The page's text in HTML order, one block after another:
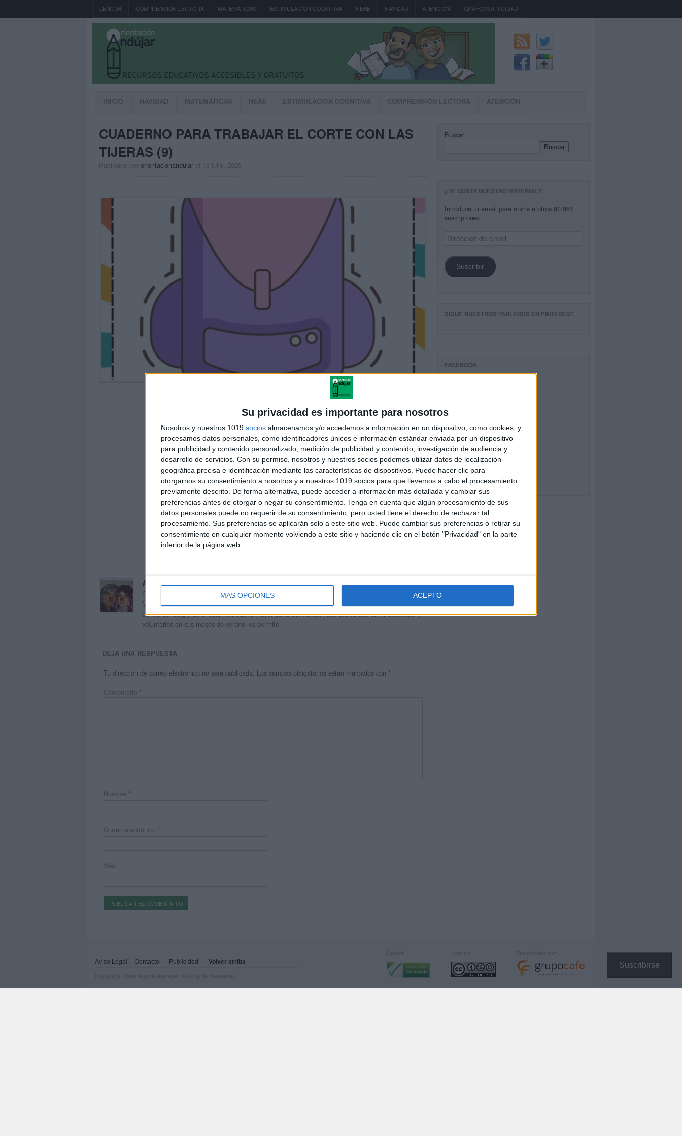
Su privacidad es importante para nosotros
Nosotros y nuestros 1019 socios almacenamos y/o accedemos a información en un dispositivo, como cookies, y
procesamos datos personales, como identificadores únicos e información estándar enviada por un dispositivo
para publicidad y contenido personalizado, medición de publicidad y contenido, investigación de audiencia y
desarrollo de servicios. Con su permiso, nosotros y nuestros socios podemos utilizar datos de localización
geográfica precisa e identificación mediante las características de dispositivos. Puede hacer clic para
otorgarnos su consentimiento a nosotros y a nuestros 1019 socios para que llevemos a cabo el procesamiento
previamente descrito. De forma alternativa, puede acceder a información más detallada y cambiar sus
preferencias antes de otorgar o negar su consentimiento. Tenga en cuenta que algún procesamiento de sus
datos personales puede no requerir de su consentimiento, pero usted tiene el derecho de rechazar tal
procesamiento. Sus preferencias se aplicarán solo a este sitio web. Puede cambiar sus preferencias o retirar su
consentimiento en cualquier momento volviendo a este sitio y haciendo clic en el botón "Privacidad" en la parte
inferior de la página web.
MÁS OPCIONES ACEPTO
Suscribirse
LENGUA COMPRENSIÓN LECTORA MATEMÁTICAS ESTIMULACION COGNITIVA NEAE NAVIDAD ATENCIÓN GRAFOMOTRICIDAD
INICIO NAVIDAD MATEMÁTICAS NEAE ESTIMULACION COGNITIVA COMPRENSIÓN LECTORA ATENCIÓN
CUADERNO PARA TRABAJAR EL CORTE CON LAS
TIJERAS (9)
Publicado por orientacionandujar el 13 julio, 2025
Acerca de orientacionandujar
Orientación Andújar no es solo un blog, es la apuesta personal de dos profesores Ginés y
Maribel, que además de ser pareja, son los encargados de los contenidos que encontramos
dentro del blog y en el cual, vuelcan la mayor parte del tiempo, que sus tareas como docentes, y
voluntarios en sus meses de verano les permite.
DEJA UNA RESPUESTA
Tu dirección de correo electrónico no será publicada. Los campos obligatorios están marcados con *
Comentario *
Nombre *
Correo electrónico *
Web
Buscar
Buscar
¿TE GUSTA NUESTRO MATERIAL?
Introduce tu email para unirte a otros 80.861
suscriptores.
Dirección
de
Suscribir
SIGUE NUESTROS TABLEROS EN PINTEREST
FACEBOOK
Aviso Legal Contacto Publicidad Volver arriba